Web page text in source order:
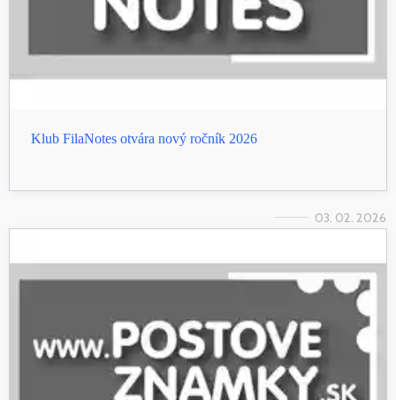
Klub FilaNotes otvára nový ročník 2026
03. 02. 2026